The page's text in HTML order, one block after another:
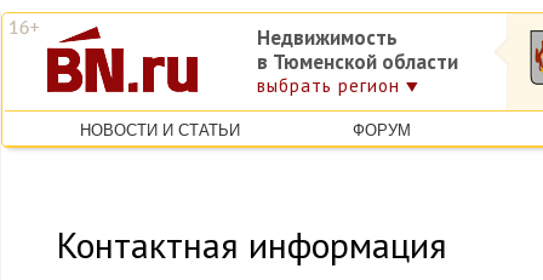
Недвижимость
в Тюменской области
выбрать регион
НОВОСТИ И СТАТЬИ ФОРУМ
Контактная информация